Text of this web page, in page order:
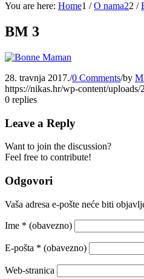
You are here: Home1 / O nama22 /
BM 3
28. travnja 2017./0 Comments/by
https://nikas.hr/wp-content/
0 replies
Leave a Reply
Want to join the discussion?
Feel free to contribute!
Odgovori
Vaša adresa e-pošte neće biti
Ime * (obavezno)
E-pošta * (obavezno)
Web-stranica